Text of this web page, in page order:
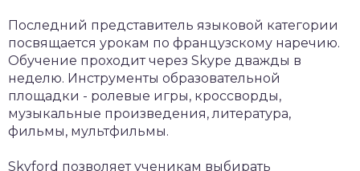
Последний представитель языковой категории
посвящается урокам по французскому наречию.
Обучение проходит через Skype дважды в
неделю. Инструменты образовательной
площадки - ролевые игры, кроссворды,
музыкальные произведения, литература,
фильмы, мультфильмы.
Skyford позволяет ученикам выбирать